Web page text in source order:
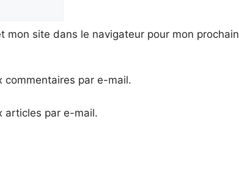
mon site dans le navigateur pour mon prochain
commentaires par e-mail.
articles par e-mail.